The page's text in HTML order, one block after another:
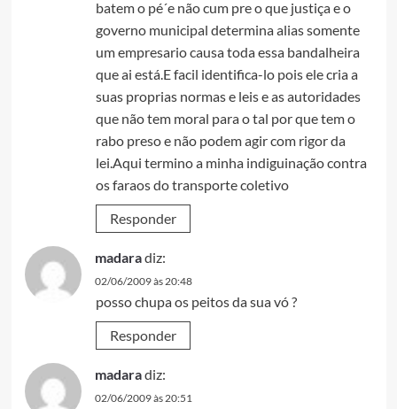
batem o pé´e não cum pre o que justiça e o
governo municipal determina alias somente
um empresario causa toda essa bandalheira
que ai está.E facil identifica-lo pois ele cria a
suas proprias normas e leis e as autoridades
que não tem moral para o tal por que tem o
rabo preso e não podem agir com rigor da
lei.Aqui termino a minha indiguinação contra
os faraos do transporte coletivo
Responder
madaradiz:
02/06/2009 às 20:48
posso chupa os peitos da sua vó ?
Responder
madaradiz:
02/06/2009 às 20:51